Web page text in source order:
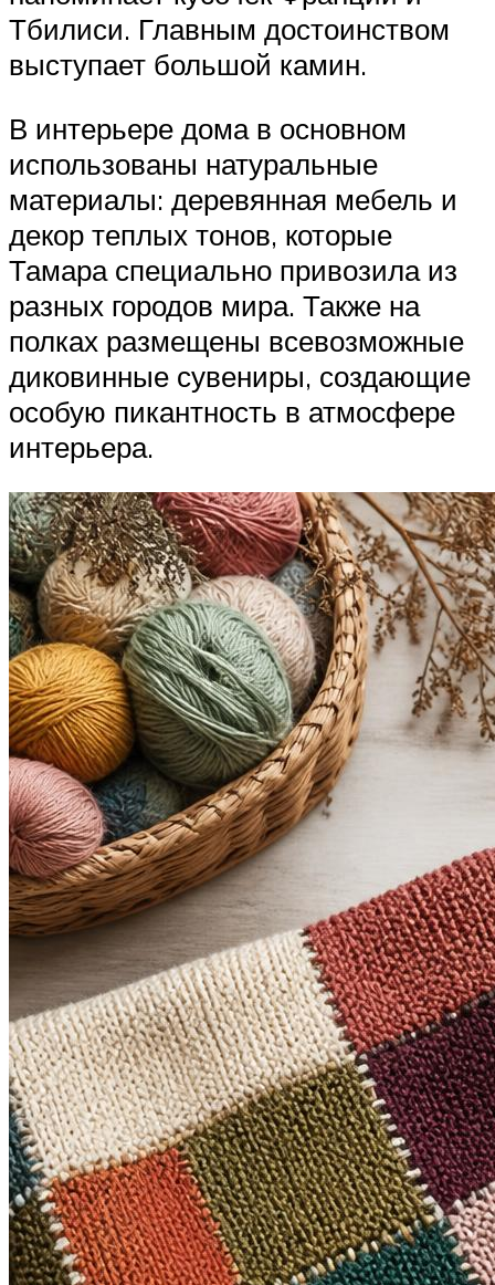
Тбилиси. Главным достоинством
выступает большой камин.
В интерьере дома в основном
использованы натуральные
материалы: деревянная мебель и
декор теплых тонов, которые
Тамара специально привозила из
разных городов мира. Также на
полках размещены всевозможные
диковинные сувениры, создающие
особую пикантность в атмосфере
интерьера.